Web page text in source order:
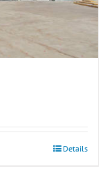
Details